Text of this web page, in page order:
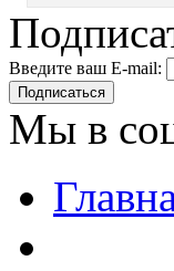
Введите ваш E-mail:
Подписаться
Мы в